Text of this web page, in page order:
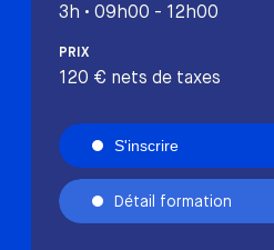
3h • 09h00 - 12h00
PRIX
120 € nets de taxes
S'inscrire
Détail formation